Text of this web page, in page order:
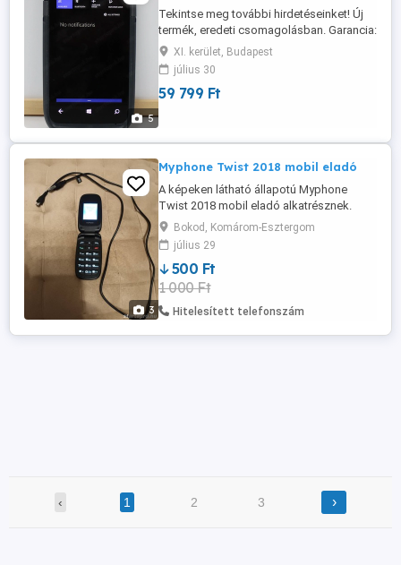
5
Tekintse meg további hirdetéseinket! Új
termék, eredeti csomagolásban. Garancia:
6 hónap. Terminál típusa: mobil
számítógép Processzor: Qualcomm
Snapdragon 801 négymagos, 2,26 GHz
Memória: 2 GB RAM, LP-DDR3 800 MHz;
hangerőszabályzó ...
XI. kerület, Budapest
július 30
59 799 Ft
3
Myphone Twist 2018 mobil eladó
A képeken látható állapotú Myphone
Twist 2018 mobil eladó alkatrésznek.
Híváskor enyhén recseg hangszórója, de
kihangosítva nem, továbbá ha hívják
készüléket első csengéskor kikapcsol.
Töltő kábel jár hozzá.
Bokod, Komárom-Esztergom
július 29
500 Ft
1 000 Ft
Hitelesített telefonszám
‹ 1 2 3 ›